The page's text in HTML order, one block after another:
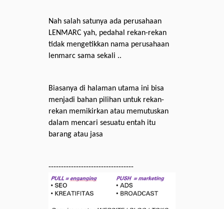
Nah salah satunya ada perusahaan
LENMARC yah, pedahal
rekan-rekan
tidak mengetikkan nama perusahaan
lenmarc sama sekali ..
Biasanya di halaman utama ini bisa
menjadi bahan pilihan untuk rekan-
rekan memikirkan atau memutuskan
dalam mencari sesuatu entah itu
barang atau jasa
----------------------------------